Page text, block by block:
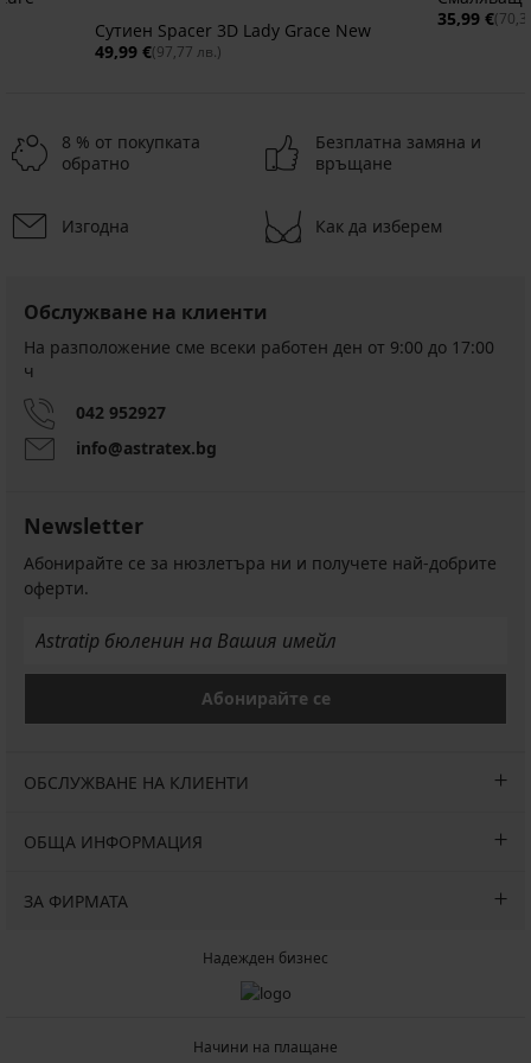
Сутиен Spacer 3D Lady Grace New
49,99 €(97,77 лв.)
35,99 €
8 % от покупката
обратно
Безплатна замяна и
връщане
Изгодна Как да изберем
Обслужване на клиенти
На разположение сме всеки работен ден от 9:00 до 17:00
ч
042 952927
info@astratex.bg
Newsletter
Абонирайте се за нюзлетъра ни и получете най-добрите
оферти.
Абонирайте се
ОБСЛУЖВАНЕ НА КЛИЕНТИ
ОБЩА ИНФОРМАЦИЯ
ЗА ФИРМАТА
Надежден бизнес
Начини на плащане